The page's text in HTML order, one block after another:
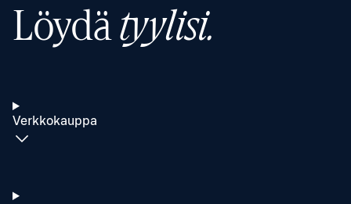
Löydätyylisi.
Verkkokauppa